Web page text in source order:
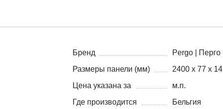
Бренд
Pergo | Перго
Размеры панели (мм)
2400 х 77 х 14
Цена указана за
м.п.
Где производится
Бельгия